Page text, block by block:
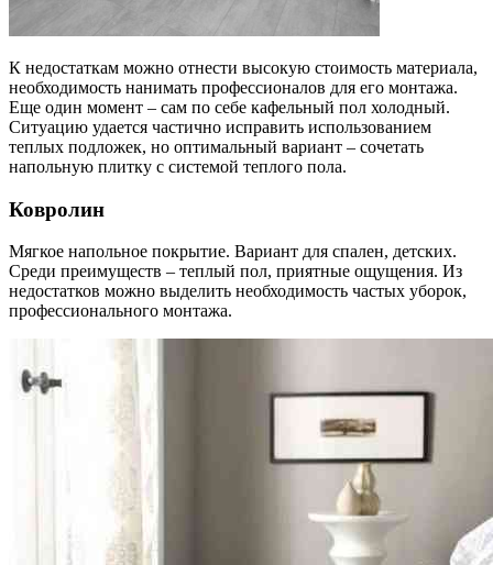
К недостаткам можно отнести высокую стоимость материала,
необходимость нанимать профессионалов для его монтажа.
Еще один момент – сам по себе кафельный пол холодный.
Ситуацию удается частично исправить использованием
теплых подложек, но оптимальный вариант – сочетать
напольную плитку с системой теплого пола.
Ковролин
Мягкое напольное покрытие. Вариант для спален, детских.
Среди преимуществ – теплый пол, приятные ощущения. Из
недостатков можно выделить необходимость частых уборок,
профессионального монтажа.